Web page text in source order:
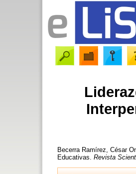
Becerra Ramírez, César
Educativas. Revista